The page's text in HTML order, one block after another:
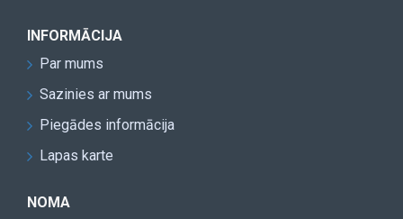
INFORMĀCIJA
Par mums
Sazinies ar mums
Piegādes informācija
Lapas karte
NOMA